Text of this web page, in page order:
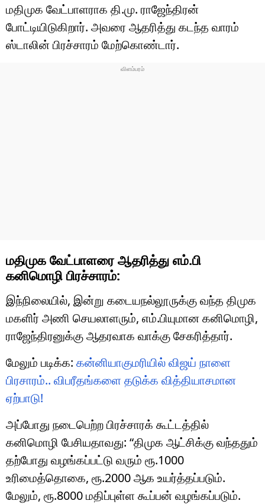
மதிமுக வேட்பாளராக தி.மு. ராஜேந்திரன்
போட்டியிடுகிறார். அவரை ஆதரித்து கடந்த வாரம்
ஸ்டாலின்பிரச்சாரம் மேற்கொண்டார்.
மதிமுக வேட்பாளரை ஆதரித்து எம்.பி
கனிமொழி பிரச்சாரம்:
இந்நிலையில், இன்று கடையநல்லூருக்கு வந்த திமுக
மகளிர் அணி செயலாளரும், எம்.பியுமானகனிமொழி,
ராஜேந்திரனுக்கு ஆதரவாக வாக்கு சேகரித்தார்.
மேலும் படிக்க: கன்னியாகுமரியில் விஜய் நாளை
பிரசாரம்.. விபரீதங்களை தடுக்க வித்தியாசமான
ஏற்பாடு!
அப்போது நடைபெற்ற பிரச்சாரக் கூட்டத்தில்
கனிமொழி பேசியதாவது: “திமுக ஆட்சிக்கு வந்ததும்
தற்போது வழங்கப்பட்டு வரும் ரூ.1000
உரிமைத்தொகை, ரூ.2000 ஆக உயர்த்தப்படும்.
மேலும், ரூ.8000 மதிப்புள்ள கூப்பன் வழங்கப்படும்.